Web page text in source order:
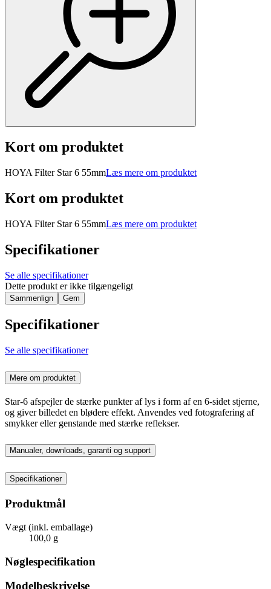
Kort om produktet
HOYA Filter Star 6 55mmLæs mere om produktet
Kort om produktet
HOYA Filter Star 6 55mmLæs mere om produktet
Specifikationer
Se alle specifikationer
Dette produkt er ikke tilgængeligt
Sammenlign Gem
Specifikationer
Se alle specifikationer
Mere om produktet
Star-6 afspejler de stærke punkter af lys i form af en 6-sidet stjerne,
og giver billedet en blødere effekt. Anvendes ved fotografering af
smykker eller genstande med stærke reflekser.
Manualer, downloads, garanti og support
Specifikationer
Produktmål
Vægt (inkl. emballage)
100,0 g
Nøglespecifikation
Modelbeskrivelse